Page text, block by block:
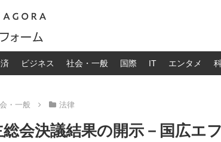
ビジネス 社会・一般 国際 IT エンタメ
・一般 法律
会決議結果の開示－国広エ